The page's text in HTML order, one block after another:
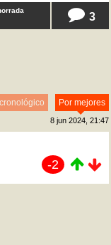
3
Por mejores
8 jun 2024, 21:47
-2